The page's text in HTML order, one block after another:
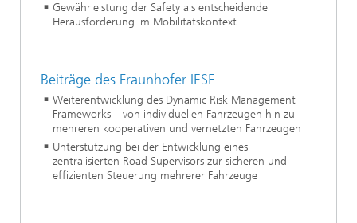
Gewährleistung der Safety als entscheidende
Herausforderung im Mobilitätskontext
Beiträge des Fraunhofer IESE
Weiterentwicklung des Dynamic Risk Management
Frameworks – von individuellen Fahrzeugen hin zu
mehreren kooperativen und vernetzten Fahrzeugen
Unterstützung bei der Entwicklung eines
zentralisierten Road Supervisors zur sicheren und
effizienten Steuerung mehrerer Fahrzeuge